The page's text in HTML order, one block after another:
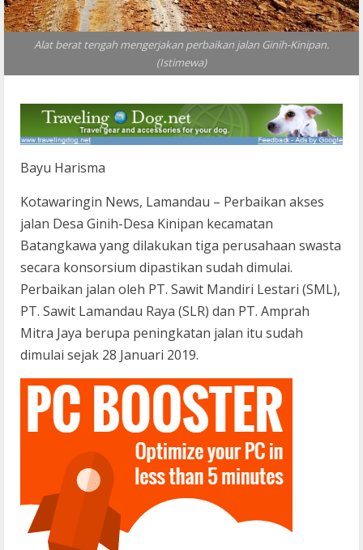
Alat berat tengah mengerjakan perbaikan jalan Ginih-Kinipan.
(Istimewa)
Bayu Harisma
Kotawaringin News, Lamandau – Perbaikan akses
jalan Desa Ginih-Desa Kinipan kecamatan
Batangkawa yang dilakukan tiga perusahaan swasta
secara konsorsium dipastikan sudah dimulai.
Perbaikan jalan oleh PT. Sawit Mandiri Lestari (SML),
PT. Sawit Lamandau Raya (SLR) dan PT. Amprah
Mitra Jaya berupa peningkatan jalan itu sudah
dimulai sejak 28 Januari 2019.